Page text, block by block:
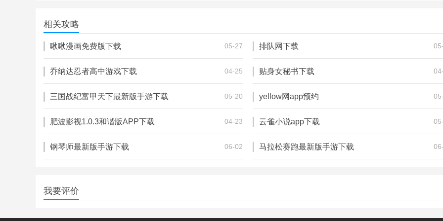
角色扮演
角色扮演
角色扮演
相关攻略
啾啾漫画免费版下载 05-27 排队网下载
乔纳达忍者高中游戏下载 04-25 贴身女秘书下载
三国战纪富甲天下最新版手游下载 05-20 yellow网app预约
肥波影视1.0.3和谐版APP下载 04-23 云雀小说app下载
钢琴师最新版手游下载 06-02 马拉松赛跑最新版手游下载
我要评价